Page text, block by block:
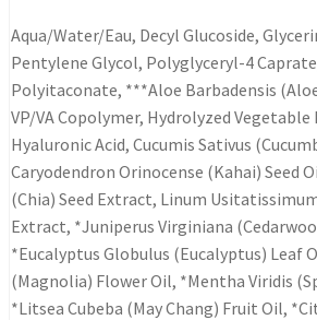
Aqua/Water/Eau, Decyl Glucoside,
Pentylene Glycol, Polyglyceryl-4
Polyitaconate, ***Aloe Barbadensis
VP/VA Copolymer, Hydrolyzed
Hyaluronic Acid, Cucumis Sativus
Caryodendron Orinocense (Kahai) Seed
(Chia) Seed Extract, Linum
Extract, *Juniperus Virginiana
*Eucalyptus Globulus (Eucalyptus) Leaf
(Magnolia) Flower Oil, *Mentha Viridis
*Litsea Cubeba (May Chang) Fruit Oil,